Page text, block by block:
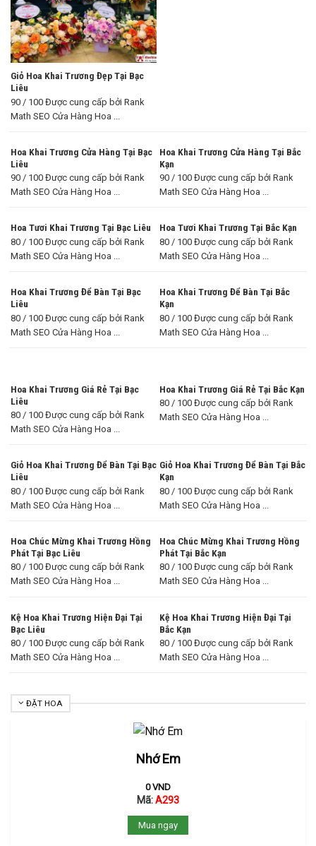
Giỏ Hoa Khai Trương Đẹp Tại Bạc
Liêu
90 / 100 Được cung cấp bởi Rank
Math SEO Cửa Hàng Hoa ...
Hoa Khai Trương Cửa Hàng Tại Bạc
Liêu
90 / 100 Được cung cấp bởi Rank
Math SEO Cửa Hàng Hoa ...
Hoa Khai Trương Cửa Hàng Tại Bắc
Kạn
90 / 100 Được cung cấp bởi Rank
Math SEO Cửa Hàng Hoa ...
Hoa Tươi Khai Trương Tại Bạc Liêu
80 / 100 Được cung cấp bởi Rank
Math SEO Cửa Hàng Hoa ...
Hoa Tươi Khai Trương Tại Bắc Kạn
80 / 100 Được cung cấp bởi Rank
Math SEO Cửa Hàng Hoa ...
Hoa Khai Trương Để Bàn Tại Bạc
Liêu
80 / 100 Được cung cấp bởi Rank
Math SEO Cửa Hàng Hoa ...
Hoa Khai Trương Để Bàn Tại Bắc
Kạn
80 / 100 Được cung cấp bởi Rank
Math SEO Cửa Hàng Hoa ...
Hoa Khai Trương Giá Rẻ Tại Bạc
Liêu
80 / 100 Được cung cấp bởi Rank
Math SEO Cửa Hàng Hoa ...
Hoa Khai Trương Giá Rẻ Tại Bắc Kạn
80 / 100 Được cung cấp bởi Rank
Math SEO Cửa Hàng Hoa ...
Giỏ Hoa Khai Trương Để Bàn Tại Bạc
Liêu
80 / 100 Được cung cấp bởi Rank
Math SEO Cửa Hàng Hoa ...
Giỏ Hoa Khai Trương Để Bàn Tại Bắc
Kạn
80 / 100 Được cung cấp bởi Rank
Math SEO Cửa Hàng Hoa ...
Hoa Chúc Mừng Khai Trương Hồng
Phát Tại Bạc Liêu
80 / 100 Được cung cấp bởi Rank
Math SEO Cửa Hàng Hoa ...
Hoa Chúc Mừng Khai Trương Hồng
Phát Tại Bắc Kạn
80 / 100 Được cung cấp bởi Rank
Math SEO Cửa Hàng Hoa ...
Kệ Hoa Khai Trương Hiện Đại Tại
Bạc Liêu
80 / 100 Được cung cấp bởi Rank
Math SEO Cửa Hàng Hoa ...
Kệ Hoa Khai Trương Hiện Đại Tại
Bắc Kạn
80 / 100 Được cung cấp bởi Rank
Math SEO Cửa Hàng Hoa ...
ĐẶT HOA
Nhớ Em
0VND
Mã:A293
Mua ngay